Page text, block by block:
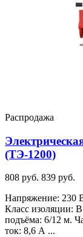
Распродажа
(ТЭ-1200)
808 руб. 839 руб.
Напряжение: 230
Класс изоляции:
подъёма: 6/12 м.
ток: 8,6 А ...